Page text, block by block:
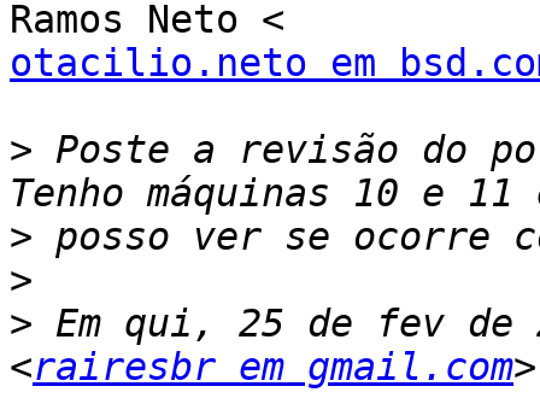
otacilio.neto em
> Poste a revisão do
>
>
> Em qui, 25 de fev de
<rairesbr em gmail.com